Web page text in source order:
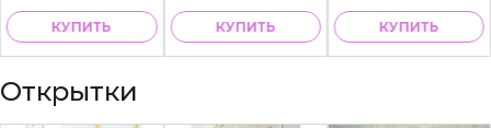
КУПИТЬ КУПИТЬ КУПИТЬ
Открытки